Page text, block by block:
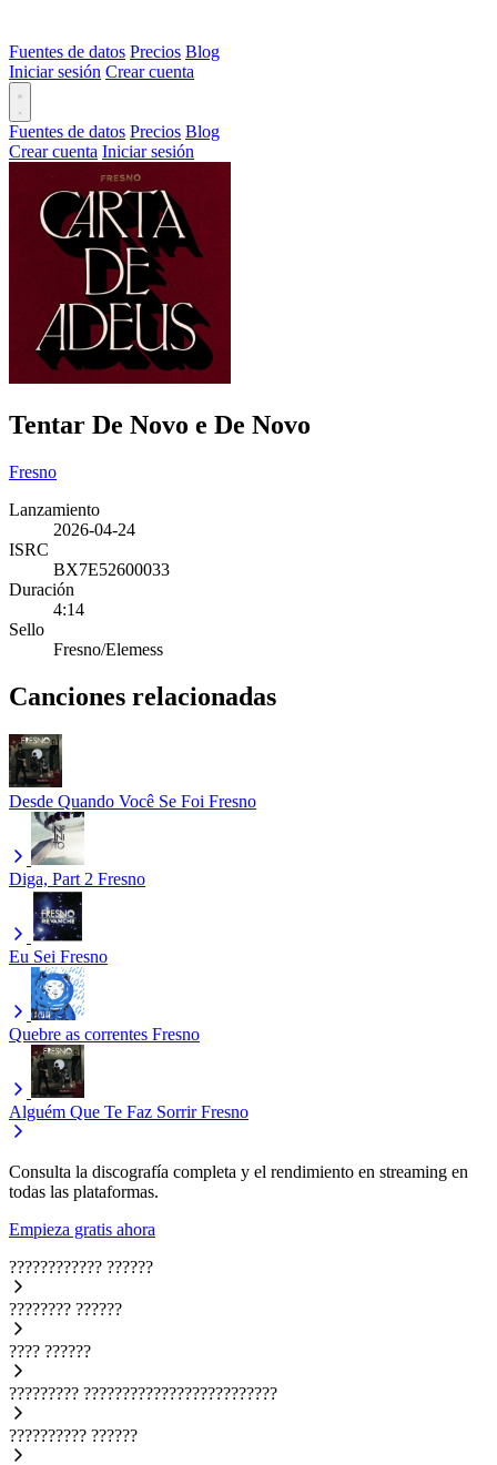
Fuentes de datos Precios Blog
Iniciar sesión Crear cuenta
Fuentes de datos Precios Blog
Crear cuenta Iniciar sesión
Tentar De Novo e De Novo
Fresno
Lanzamiento
2026-04-24
ISRC
BX7E52600033
Duración
4:14
Sello
Fresno/Elemess
Canciones relacionadas
Desde Quando Você Se Foi Fresno
Diga, Part 2 Fresno
Eu Sei Fresno
Quebre as correntes Fresno
Alguém Que Te Faz Sorrir Fresno
Consulta la discografía completa y el rendimiento en streaming en
todas las plataformas.
Empieza gratis ahora
???????????? ??????
???????? ??????
???? ??????
????????? ?????????????????????????
?????????? ??????